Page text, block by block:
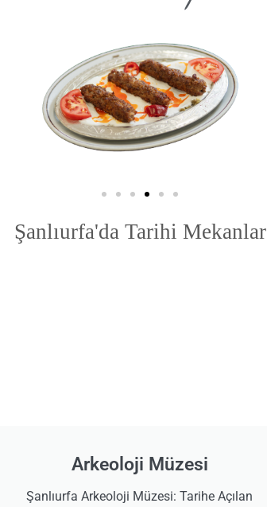
Şanlıurfa'da Tarihi Mekanlar
Arkeoloji Müzesi
Şanlıurfa Arkeoloji Müzesi: Tarihe Açılan